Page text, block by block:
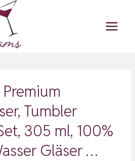
Premium
Tumbler
305 ml, 100%
Gläser …